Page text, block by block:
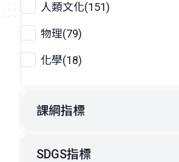
人類文化(151)
物理(79)
化學(18)
課綱指標
SDGS指標